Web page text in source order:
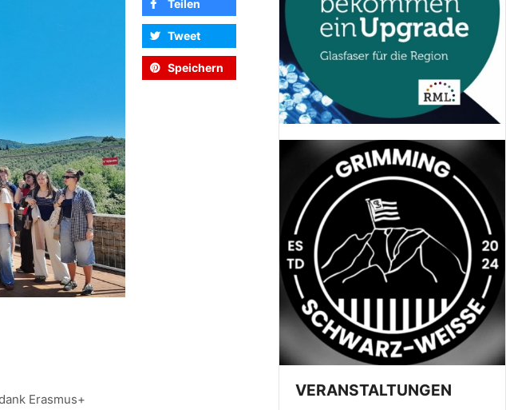
Erasmus+
Teilen
Tweet
Speichern
VERANSTALTUNGEN